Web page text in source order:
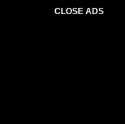
CLOSE ADS